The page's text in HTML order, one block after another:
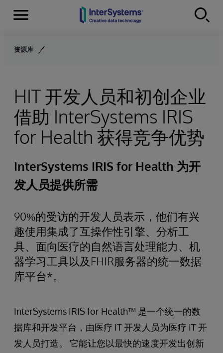
Skip to content
Menu
资源库
HIT 开发人员和初创企业
借助 InterSystems IRIS
for Health 获得竞争优势
InterSystems IRIS for Health 为开
发人员提供所需
90%的受访的开发人员表示，他们有兴
趣使用集成了互操作性引擎、分析工
具、面向医疗的自然语言处理能力、机
器学习工具以及FHIR服务器的统一数据
库平台*。
InterSystems IRIS for Health™ 是一个统一的数
据库和开发平台，由医疗 IT 开发人员为医疗 IT 开
发人员打造。 它能让您以最快的速度开发出创新